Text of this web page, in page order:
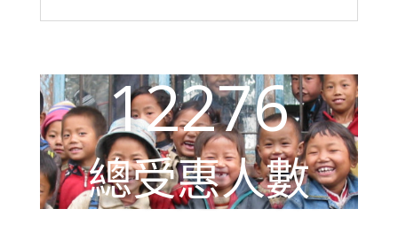
12276
總受惠人數